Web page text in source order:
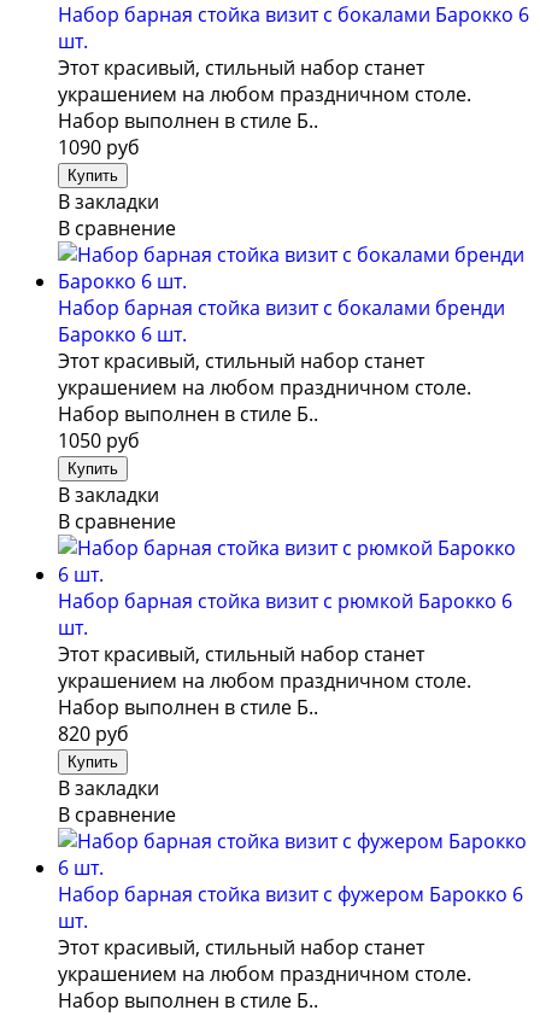
Набор барная стойка визит с бокалами Барокко 6
шт.
Этот красивый, стильный набор станет
украшением на любом праздничном столе.
Набор выполнен в стиле Б..
1090 руб
В закладки
В сравнение
Набор барная стойка визит с бокалами бренди
Барокко 6 шт.
Этот красивый, стильный набор станет
украшением на любом праздничном столе.
Набор выполнен в стиле Б..
1050 руб
В закладки
В сравнение
Набор барная стойка визит с рюмкой Барокко 6
шт.
Этот красивый, стильный набор станет
украшением на любом праздничном столе.
Набор выполнен в стиле Б..
820 руб
В закладки
В сравнение
Набор барная стойка визит с фужером Барокко 6
шт.
Этот красивый, стильный набор станет
украшением на любом праздничном столе.
Набор выполнен в стиле Б..